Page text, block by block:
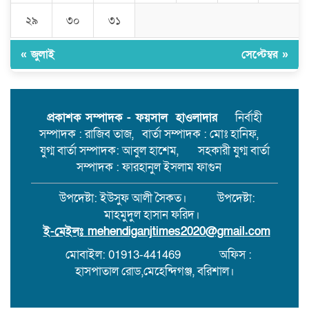
নিষেধাজ্ঞা অমান্য করে ঘর নির্মাণ,যে
কোনো সময় ঘটতে পারে বড় রকমের
সংঘর্ষ।
খেলাকে কেন্দ্র করে হাতুড়ি পেটায়
একজন নিহত,ঘাতক আটক
২৯ ৩০ ৩১
« জুলাই সেপ্টেম্বর »
প্রকাশক সম্পাদক - ফয়সাল হাওলাদার
নির্বাহী
সম্পাদক : রাজিব তাজ, বার্তা সম্পাদক : মোঃ হানিফ,
যুগ্ম বার্তা সম্পাদক: আবুল হাশেম, সহকারী যুগ্ম বার্তা
সম্পাদক : ফারহানুল ইসলাম ফাগুন
উপদেষ্টা: ইউসুফ আলী সৈকত। উপদেষ্টা:
মাহমুদুল হাসান ফরিদ।
ই-মেইলঃ mehendiganjtimes2020@gmail.com
মোবাইল: 01913-441469
অফিস :
হাসপাতাল রোড,মেহেন্দিগঞ্জ, বরিশাল।